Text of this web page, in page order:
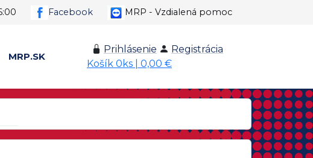
Facebook MRP - Vzdialená pomoc
MRP.SK
Prihlásenie
Registrácia
Košík 0ks | 0,00 €